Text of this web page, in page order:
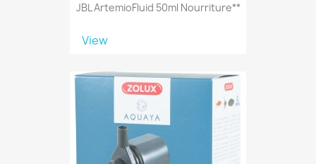
JBL ArtemioFluid 50ml Nourriture**
View